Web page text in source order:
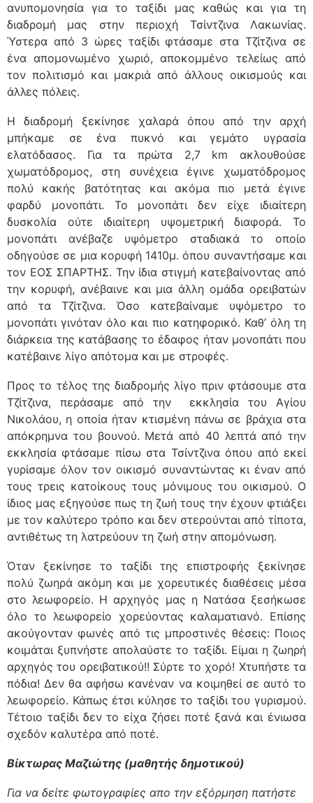
ανυπομονησία για το ταξίδι μας καθώς και για τη
διαδρομή μας στην περιοχή Τσίντζινα Λακωνίας.
Ύστερα από 3 ώρες ταξίδι φτάσαμε στα Τζίτζινα σε
ένα απομονωμένο χωριό, αποκομμένο τελείως από
τον πολιτισμό και μακριά από άλλους οικισμούς και
άλλες πόλεις.
Η διαδρομή ξεκίνησε χαλαρά όπου από την αρχή
μπήκαμε σε ένα πυκνό και γεμάτο υγρασία
ελατόδασος. Για τα πρώτα 2,7 km ακλουθούσε
χωματόδρομος, στη συνέχεια έγινε χωματόδρομος
πολύ κακής βατότητας και ακόμα πιο μετά έγινε
φαρδύ μονοπάτι. Το μονοπάτι δεν είχε ιδιαίτερη
δυσκολία ούτε ιδιαίτερη υψομετρική διαφορά. Το
μονοπάτι ανέβαζε υψόμετρο σταδιακά το οποίο
οδηγούσε σε μια κορυφή 1410μ. όπου συναντήσαμε και
τον ΕΟΣ ΣΠΑΡΤΗΣ. Την ίδια στιγμή κατεβαίνοντας από
την κορυφή, ανέβαινε και μια άλλη ομάδα ορειβατών
από τα Τζίτζινα. Όσο κατεβαίναμε υψόμετρο το
μονοπάτι γινόταν όλο και πιο κατηφορικό. Καθ’ όλη τη
διάρκεια της κατάβασης το έδαφος ήταν μονοπάτι που
κατέβαινε λίγο απότομα και με στροφές.
Προς το τέλος της διαδρομής λίγο πριν φτάσουμε στα
Τζίτζινα, περάσαμε από την εκκλησία του Αγίου
Νικολάου, η οποία ήταν κτισμένη πάνω σε βράχια στα
απόκρημνα του βουνού. Μετά από 40 λεπτά από την
εκκλησία φτάσαμε πίσω στα Τσίντζινα όπου από εκεί
γυρίσαμε όλον τον οικισμό συναντώντας κι έναν από
τους τρεις κατοίκους τους μόνιμους του οικισμού. Ο
ίδιος μας εξηγούσε πως τη ζωή τους την έχουν φτιάξει
με τον καλύτερο τρόπο και δεν στερούνται από τίποτα,
αντιθέτως τη λατρεύουν τη ζωή στην απομόνωση.
Όταν ξεκίνησε το ταξίδι της επιστροφής ξεκίνησε
πολύ ζωηρά ακόμη και με χορευτικές διαθέσεις μέσα
στο λεωφορείο. Η αρχηγός μας η Νατάσα ξεσήκωσε
όλο το λεωφορείο χορεύοντας καλαματιανό. Επίσης
ακούγονταν φωνές από τις μπροστινές θέσεις: Ποιος
κοιμάται ξυπνήστε απολαύστε το ταξίδι. Είμαι η ζωηρή
αρχηγός του ορειβατικού!! Σύρτε το χορό! Χτυπήστε τα
πόδια! Δεν θα αφήσω κανέναν να κοιμηθεί σε αυτό το
λεωφορείο. Κάπως έτσι κύλησε το ταξίδι του γυρισμού.
Τέτοιο ταξίδι δεν το είχα ζήσει ποτέ ξανά και ένιωσα
σχεδόν καλυτέρα από ποτέ.
Βίκτωρας Μαζιώτης (μαθητής δημοτικού)
Για να δείτε φωτογραφίες απο την εξόρμηση πατήστε